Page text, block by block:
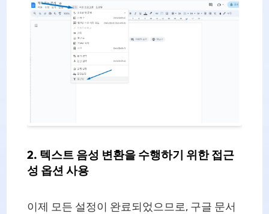
2. 텍스트 음성 변환을 수행하기 위한 접근
성 옵션 사용
이제 모든 설정이 완료되었으므로, 구글 문서